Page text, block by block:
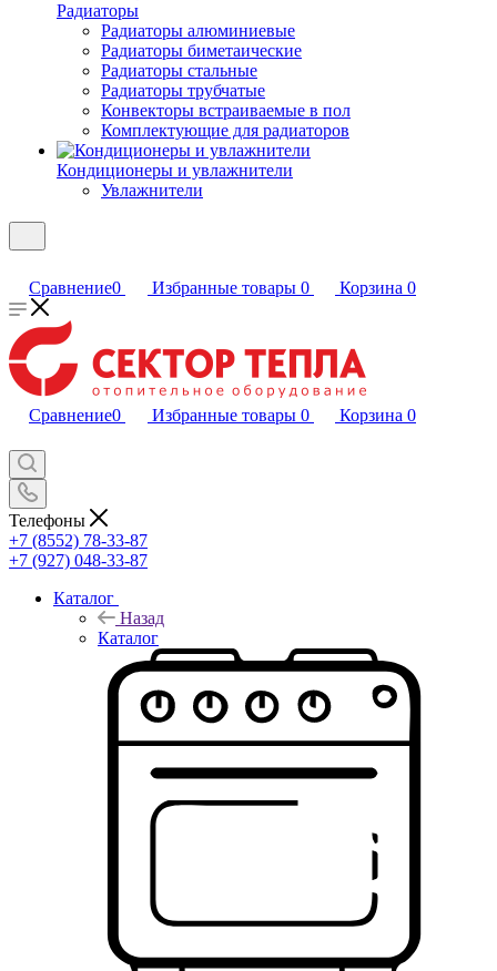
Радиаторы
Радиаторы алюминиевые
Радиаторы биметаические
Радиаторы стальные
Радиаторы трубчатые
Конвекторы встраиваемые в пол
Комплектующие для радиаторов
Кондиционеры и увлажнители
Увлажнители
Сравнение0 Избранные товары 0 Корзина 0
Сравнение0 Избранные товары 0 Корзина 0
Телефоны
+7 (8552) 78-33-87
+7 (927) 048-33-87
Каталог
Назад
Каталог